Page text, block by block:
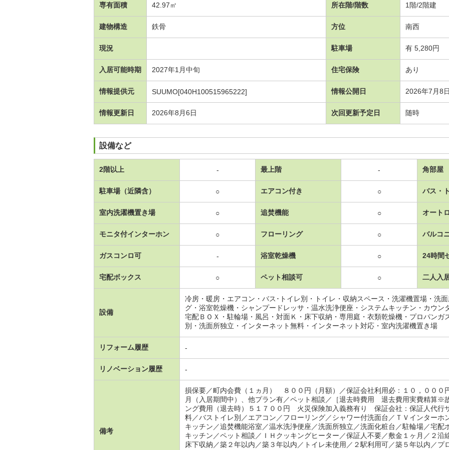
専有面積 42.97㎡ 所在階/階数 1階/2階建
建物構造 鉄骨 方位 南西
現況 駐車場 有 5,280円
入居可能時期 2027年1月中旬 住宅保険 あり
情報提供元 SUUMO[040H100515965222] 情報公開日 2026年7月8日
情報更新日 2026年8月6日 次回更新予定日 随時
設備など
2階以上 - 最上階 - 角部屋
駐車場（近隣含） ○ エアコン付き ○ バス・
室内洗濯機置き場 ○ 追焚機能 ○ オート
モニタ付インターホン ○ フローリング ○ バルコ
ガスコンロ可 - 浴室乾燥機 ○ 24時間
宅配ボックス ○ ペット相談可 ○ 二人入
設備
冷房・暖房・エアコン・バス･トイレ別・トイレ・収納スペース・洗濯機置場・洗
グ・浴室乾燥機・シャンプードレッサ・温水洗浄便座・システムキッチン・カウン
宅配ＢＯＸ・駐輪場・風呂・対面Ｋ・床下収納・専用庭・衣類乾燥機・プロパンガ
別・洗面所独立・インターネット無料・インターネット対応・室内洗濯機置き場
リフォーム履歴 -
リノベーション履歴 -
備考
損保要／町内会費（１ヵ月） ８００円（月額）／保証会社利用必：１０，０００
月（入居期間中）、他プラン有／ペット相談／［退去時費用 退去費用実費精算※
ング費用（退去時）５１７００円 火災保険加入義務有り 保証会社：保証人代行
料／バストイレ別／エアコン／フローリング／シャワー付洗面台／ＴＶインターホ
キッチン／追焚機能浴室／温水洗浄便座／洗面所独立／洗面化粧台／駐輪場／宅配
キッチン／ペット相談／ＩＨクッキングヒーター／保証人不要／敷金１ヶ月／２沿
床下収納／築２年以内／築３年以内／トイレ未使用／２駅利用可／築５年以内／プ